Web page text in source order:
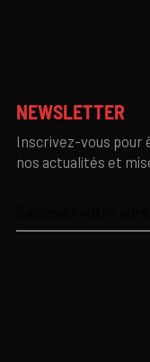
NEWSLETTER
Inscrivez-vous pour
nos actualités et